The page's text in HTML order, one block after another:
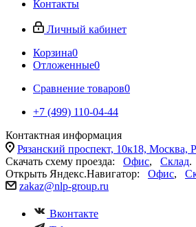
Контакты
Личный кабинет
Корзина0
Отложенные0
Сравнение товаров0
+7 (499) 110-04-44
Контактная информация
Рязанский проспект, 10к18, Москва,
Скачать схему проезда: Офис, Склад.
Открыть Яндекс.Навигатор: Офис,
zakaz@nlp-group.ru
Вконтакте